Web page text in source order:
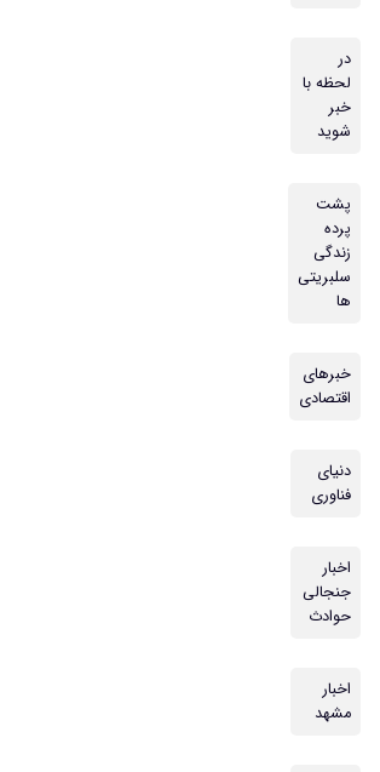
در
لحظه با
خبر
شوید
پشت
پرده
زندگی
سلبریتی
ها
خبرهای
اقتصادی
دنیای
فناوری
اخبار
جنجالی
حوادث
اخبار
مشهد